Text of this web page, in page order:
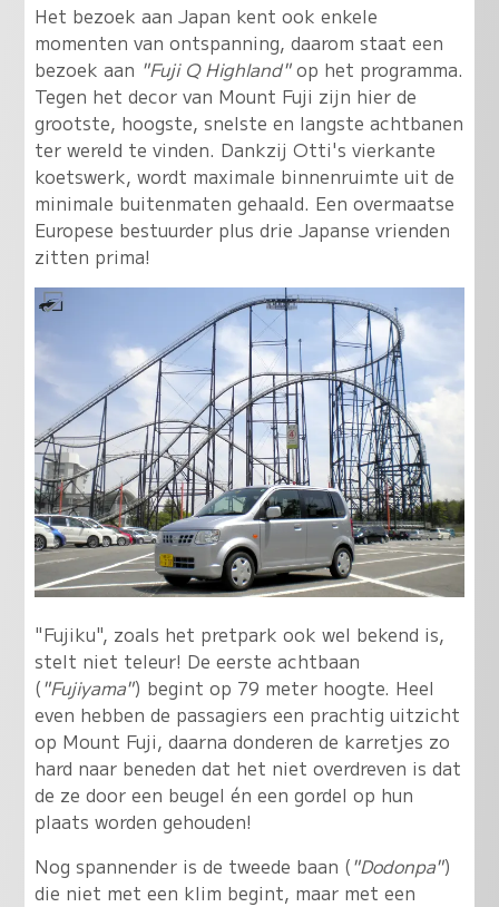
Het bezoek aan Japan kent ook enkele
momenten van ontspanning, daarom staat een
bezoek aan "Fuji Q Highland"op het programma.
Tegen het decor van Mount Fuji zijn hier de
grootste, hoogste, snelste en langste achtbanen
ter wereld te vinden. Dankzij Otti's vierkante
koetswerk, wordt maximale binnenruimte uit de
minimale buitenmaten gehaald. Een overmaatse
Europese bestuurder plus drie Japanse vrienden
zitten prima!
"Fujiku", zoals het pretpark ook wel bekend is,
stelt niet teleur! De eerste achtbaan
("Fujiyama") begint op 79 meter hoogte. Heel
even hebben de passagiers een prachtig uitzicht
op Mount Fuji, daarna donderen de karretjes zo
hard naar beneden dat het niet overdreven is dat
de ze door een beugel én een gordel op hun
plaats worden gehouden!
Nog spannender is de tweede baan ("Dodonpa")
die niet met een klim begint, maar met een